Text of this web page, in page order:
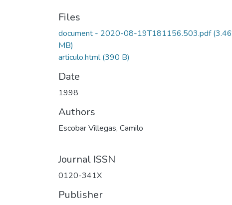
Files
document - 2020-08-19T181156.503.pdf(3.46
MB)
articulo.html(390 B)
Date
1998
Authors
Escobar Villegas, Camilo
Journal ISSN
0120-341X
Publisher